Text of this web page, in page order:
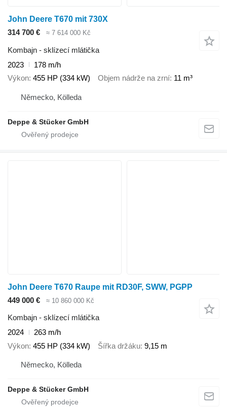
John Deere T670 mit 730X
314 700 €
≈ 7 614 000 Kč
Kombajn - sklízecí mlátička
2023
178 m/h
Výkon 455 HP (334 kW) Objem nádrže na zrní 11 m³
Německo, Kölleda
Deppe & Stücker GmbH
John Deere T670 Raupe mit RD30F, SWW, PGPP
449 000 €
≈ 10 860 000 Kč
Kombajn - sklízecí mlátička
2024
263 m/h
Výkon 455 HP (334 kW) Šířka držáku 9,15 m
Německo, Kölleda
Deppe & Stücker GmbH